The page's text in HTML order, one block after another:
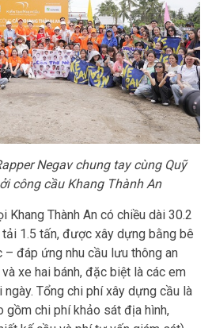
Negav chung tay cùng Quỹ
công cầu Khang Thành An
Khang Thành An có chiều dài 30.2
1.5 tấn, được xây dựng bằng bê
đáp ứng nhu cầu lưu thông an
xe hai bánh, đặc biệt là các em
Tổng chi phí xây dựng cầu là
gồm chi phí khảo sát địa hình,